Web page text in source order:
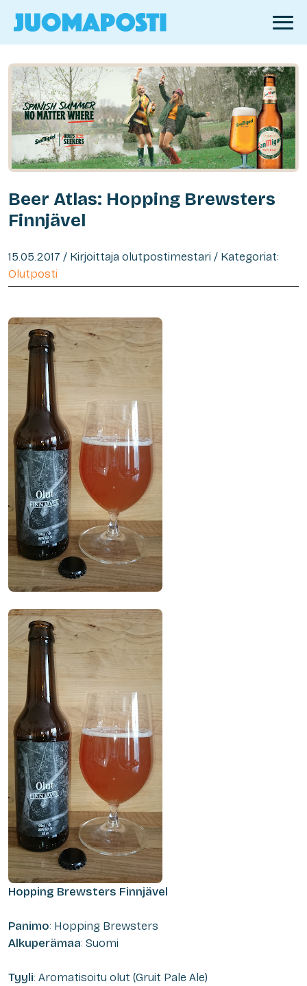
Beer Atlas: Hopping Brewsters
Finnjävel
15.05.2017 / Kirjoittaja olutpostimestari / Kategoriat:
Olutposti
Hopping Brewsters Finnjävel
Panimo: Hopping Brewsters
Alkuperämaa: Suomi
Tyyli: Aromatisoitu olut (Gruit Pale Ale)